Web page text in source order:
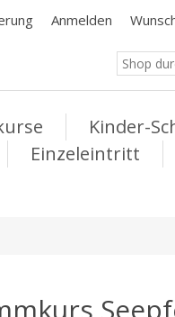
Anmelden
Kinder-
Einzeleintritt